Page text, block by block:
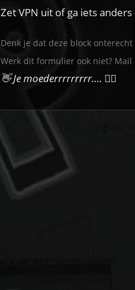
Zet VPN uit of ga iets
Denk je dat deze block
Werk dit formulier ook niet? Mail
👋 Je moederrrrrrrrr…. 🙋‍♀️